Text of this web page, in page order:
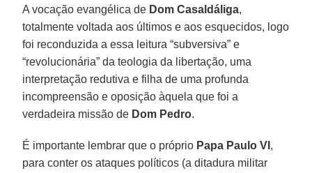
A vocação evangélica de Dom Casaldáliga,
totalmente voltada aos últimos e aos esquecidos, logo
foi reconduzida a essa leitura “subversiva” e
“revolucionária” da teologia da libertação, uma
interpretação redutiva e filha de uma profunda
incompreensão e oposição àquela que foi a
verdadeira missão de Dom Pedro.
É importante lembrar que o próprio Papa Paulo VI ,
para conter os ataques políticos (a ditadura militar